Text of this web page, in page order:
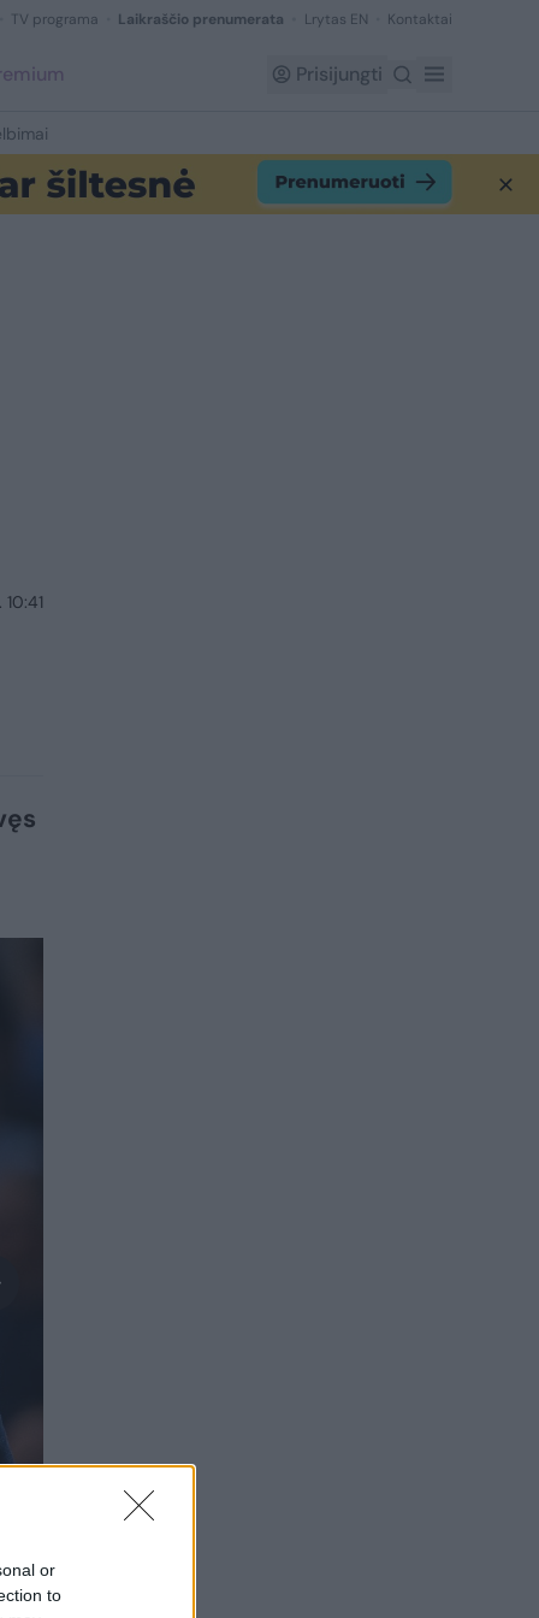
or
to
TV programa Laikraščio prenumerata Lrytas EN Kontaktai
Prisijungti